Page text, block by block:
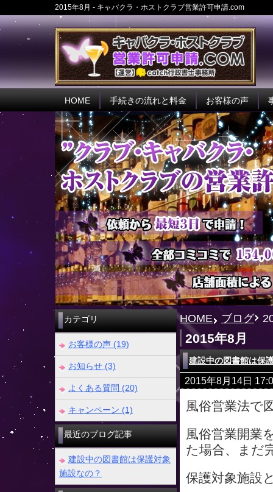
2015年8月 - キャバクラ・ホストクラブ営業許可申請.com
HOME 手続きの流れと料金 お客様の声
HOME ブログ
2015年8月
建設中の図書館は保
2015年8月14日
風俗営業法で
風俗営業開業
た場合、まだ
保護対象施設
カテゴリ
お客様の声 (19)
お知らせ (3)
よくある質問 (20)
キャンペーン (1)
最近のブログ記事
建設中の図書館は保護対象
施設なの？